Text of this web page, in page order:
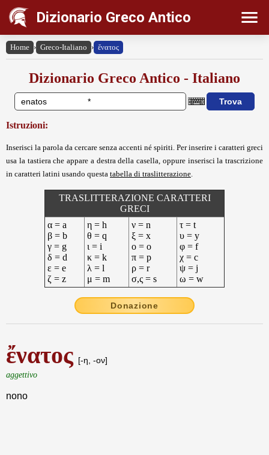
Dizionario Greco Antico
Home › Greco-Italiano › ἔνατος
Dizionario Greco Antico - Italiano
Istruzioni:
Inserisci la parola da cercare senza accenti né spiriti. Per inserire i caratteri greci
usa la tastiera che appare a destra della casella, oppure inserisci la trascrizione
in caratteri latini usando questa tabella di traslitterazione
TRASLITTERAZIONE CARATTERI
GRECI
α = a
β = b
γ = g
δ = d
ε = e
ζ = z
η = h
θ = q
ι = i
κ = k
λ = l
μ = m
ν = n
ξ = x
ο = o
π = p
ρ = r
σ,ς = s
τ = t
υ = y
φ = f
χ = c
ψ = j
ω = w
Donazione
ἔνατος [-η, -ον]
aggettivo
nono